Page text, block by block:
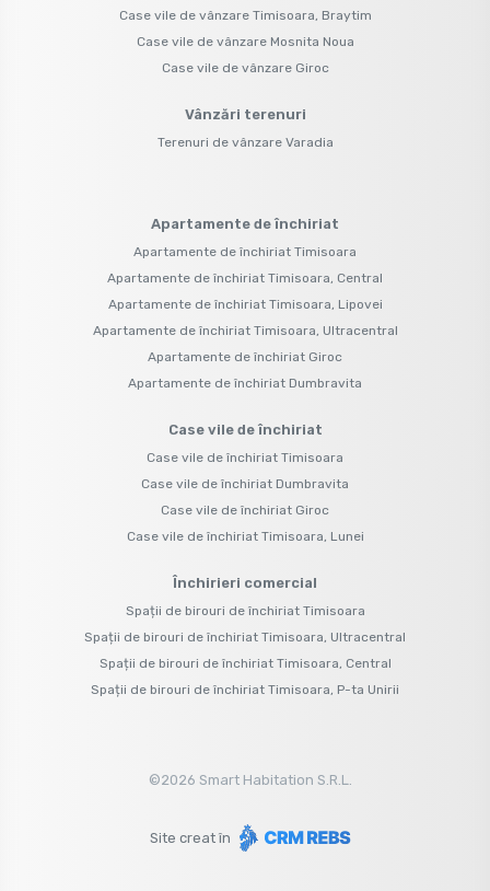
Case vile de vânzare Timisoara, Braytim
Case vile de vânzare Mosnita Noua
Case vile de vânzare Giroc
Vânzări terenuri
Terenuri de vânzare Varadia
Apartamente de închiriat
Apartamente de închiriat Timisoara
Apartamente de închiriat Timisoara, Central
Apartamente de închiriat Timisoara, Lipovei
Apartamente de închiriat Timisoara, Ultracentral
Apartamente de închiriat Giroc
Apartamente de închiriat Dumbravita
Case vile de închiriat
Case vile de închiriat Timisoara
Case vile de închiriat Dumbravita
Case vile de închiriat Giroc
Case vile de închiriat Timisoara, Lunei
Închirieri comercial
Spații de birouri de închiriat Timisoara
Spații de birouri de închiriat Timisoara, Ultracentral
Spații de birouri de închiriat Timisoara, Central
Spații de birouri de închiriat Timisoara, P-ta Unirii
©2026 Smart Habitation S.R.L.
Site creat în